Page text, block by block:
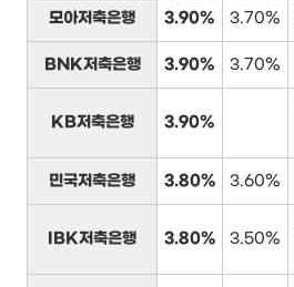
모아저축은행 3.90% 3.70%
BNK저축은행 3.90% 3.70%
KB저축은행 3.90%
민국저축은행 3.80% 3.60%
IBK저축은행 3.80% 3.50%